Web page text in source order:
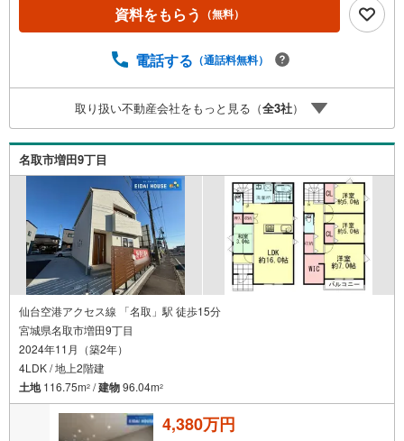
政などの地域情報を総合し、お客様により良い物件選びを
していただけるよう、しっかりとサポートさせていただき
却】【引っ越し】【リフォーム】など住宅に関する様々な
税金についても、誠心誠意ご説明させていただきます。各
店舗ではキッズスペースも完備！お子様連れのご家族皆様
で、ぜひお越しください。営業時間:10:00～18:00（定休日:
火・水曜日 ※店舗により変動あり）現地のご案内も可能で
すので、どうぞお気軽にお問い合わせください！
資料をもらう （無料）
電話する （通話料無料）
取り扱い不動産会社をもっと見る（全3社）
名取市増田9丁目
仙台空港アクセス線 「名取」駅 徒歩15分
宮城県名取市増田9丁目
2024年11月（築2年）
4LDK / 地上2階建
土地116.75m2 /建物96.04m2
4,380万円